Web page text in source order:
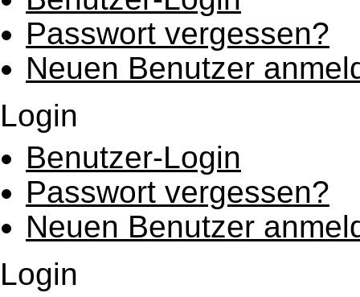
Passwort vergessen?
Neuen Benutzer
Login
Benutzer-Login
Passwort vergessen?
Neuen Benutzer
Login